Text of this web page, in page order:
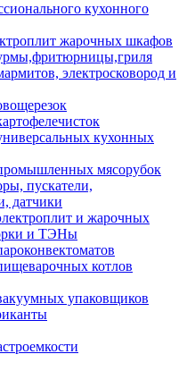
кухонного
жарочных шкафов
электросковород и
кухонных
мясорубок
пускатели,
датчики
и жарочных
и ТЭНы
котлов
упаковщиков